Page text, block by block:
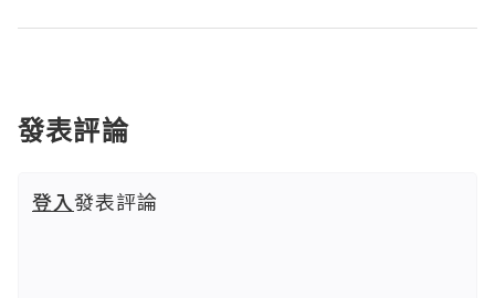
發表評論
登入發表評論